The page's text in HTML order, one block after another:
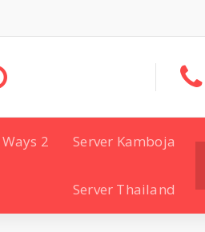
2 Server Kamboja
Server Thailand